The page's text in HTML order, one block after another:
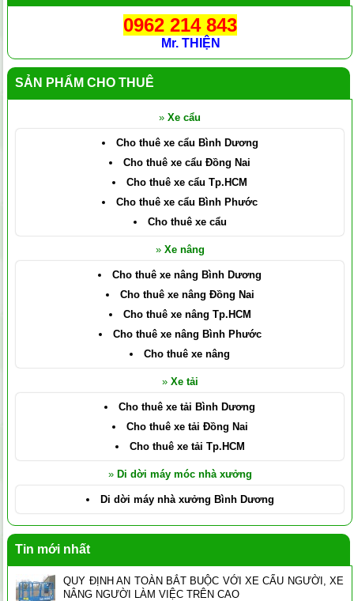
0962 214 843
Mr. THIỆN
SẢN PHẨM CHO THUÊ
»Xe cẩu
Cho thuê xe cẩu Bình Dương
Cho thuê xe cẩu Đồng Nai
Cho thuê xe cẩu Tp.HCM
Cho thuê xe cẩu Bình Phước
Cho thuê xe cẩu
» Xe nâng
Cho thuê xe nâng Bình Dương
Cho thuê xe nâng Đồng Nai
Cho thuê xe nâng Tp.HCM
Cho thuê xe nâng Bình Phước
Cho thuê xe nâng
» Xe tải
Cho thuê xe tải Bình Dương
Cho thuê xe tải Đồng Nai
Cho thuê xe tải Tp.HCM
» Di dời máy móc nhà xưởng
Di dời máy nhà xưởng Bình Dương
Tin mới nhất
QUY ĐỊNH AN TOÀN BẮT BUỘC VỚI XE CẨU NGƯỜI, XE
NÂNG NGƯỜI LÀM VIỆC TRÊN CAO